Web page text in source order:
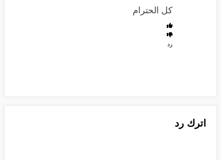
كل الحترام
رد
اترك رد